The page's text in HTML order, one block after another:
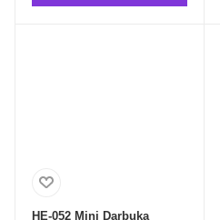
HE-052 Mini Darbuka